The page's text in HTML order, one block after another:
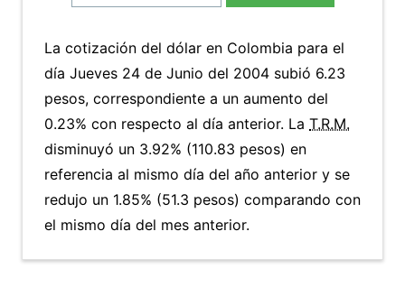
La cotización del dólar en Colombia para el
día Jueves 24 de Junio del 2004 subió 6.23
pesos, correspondiente a un aumento del
0.23% con respecto al día anterior. La T.R.M.
disminuyó un 3.92% (110.83 pesos) en
referencia al mismo día del año anterior y se
redujo un 1.85% (51.3 pesos) comparando con
el mismo día del mes anterior.